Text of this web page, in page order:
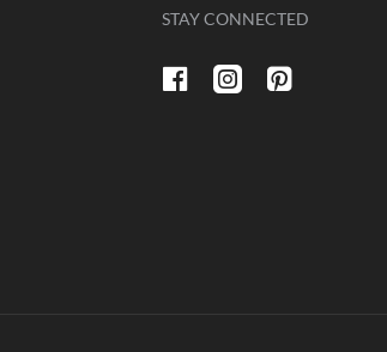
STAY CONNECTED